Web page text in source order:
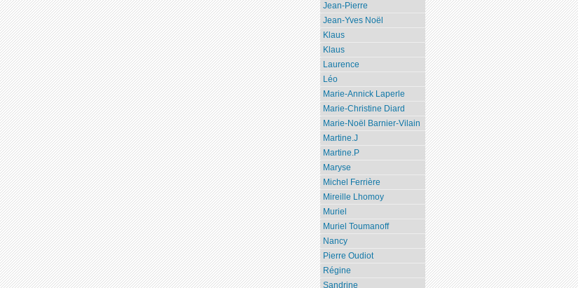
Jean-Pierre
Jean-Yves Noël
Klaus
Klaus
Laurence
Léo
Marie-Annick Laperle
Marie-Christine Diard
Marie-Noël Barnier-Vilain
Martine.J
Martine.P
Maryse
Michel Ferrière
Mireille Lhomoy
Muriel
Muriel Toumanoff
Nancy
Pierre Oudiot
Régine
Sandrine